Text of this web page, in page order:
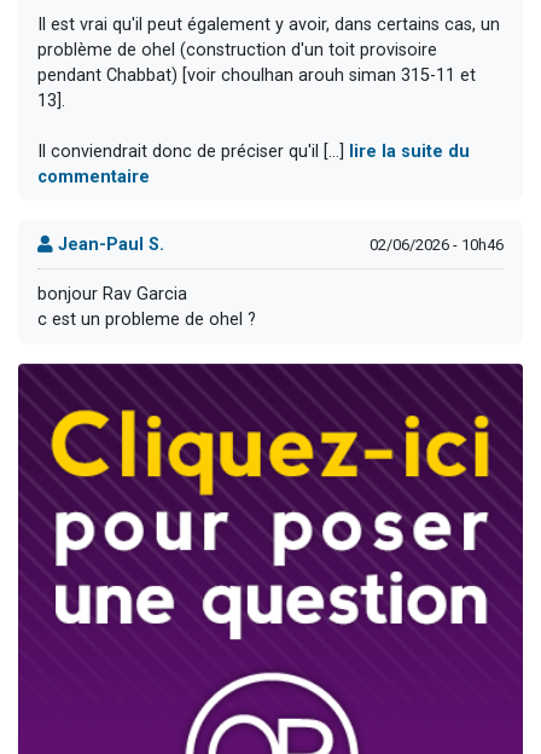
Il est vrai qu'il peut également y avoir, dans certains cas, un
problème de ohel (construction d'un toit provisoire
pendant Chabbat) [voir choulhan arouh siman 315-11 et
13].
Il conviendrait donc de préciser qu'il [...]
lire la suite du
commentaire
Jean-Paul S. 02/06/2026 - 10h46
bonjour Rav Garcia
c est un probleme de ohel ?